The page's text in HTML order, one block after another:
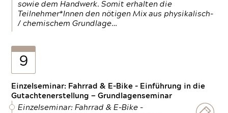
sowie dem Handwerk. Somit erhalten die
Teilnehmer*Innen den nötigen Mix aus physikalisch-
/ chemischem Grundlage…
9
Einzelseminar: Fahrrad & E-Bike - Einführung in die
Gutachtenerstellung — Grundlagenseminar
Einzelseminar: Fahrrad & E-Bike -